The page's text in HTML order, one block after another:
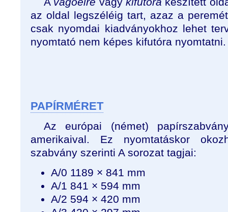
az oldal legszéléig tart, azaz a
csak nyomdai kiadványokhoz lehet
nyomtató nem képes kifutóra nyomtatni.
PAPÍRMÉRET
Az európai (német)
amerikaival. Ez nyomtatáskor
szabvány szerinti A sorozat tagjai:
A/0 1189 × 841 mm
A/1 841 × 594 mm
A/2 594 × 420 mm